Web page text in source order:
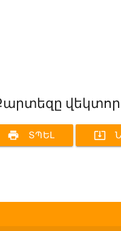
վեկտոր
print ՏՊԵԼ system_update_alt